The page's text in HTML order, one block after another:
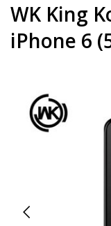
WK King
iPhone 6